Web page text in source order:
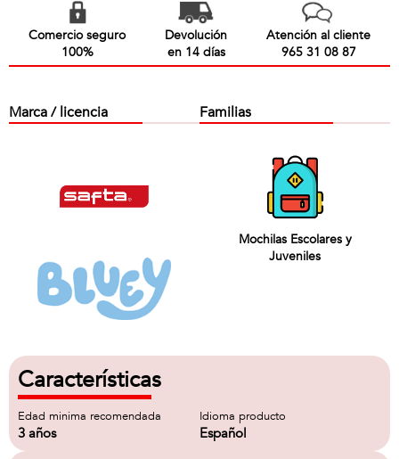
Comercio seguro
100%
Devolución
en 14 días
Atención al cliente
965 31 08 87
Marca / licencia Familias
Mochilas Escolares y
Juveniles
Características
Edad minima recomendada
3 años
Idioma producto
Español